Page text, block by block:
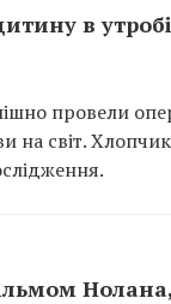
в
провели
світ.